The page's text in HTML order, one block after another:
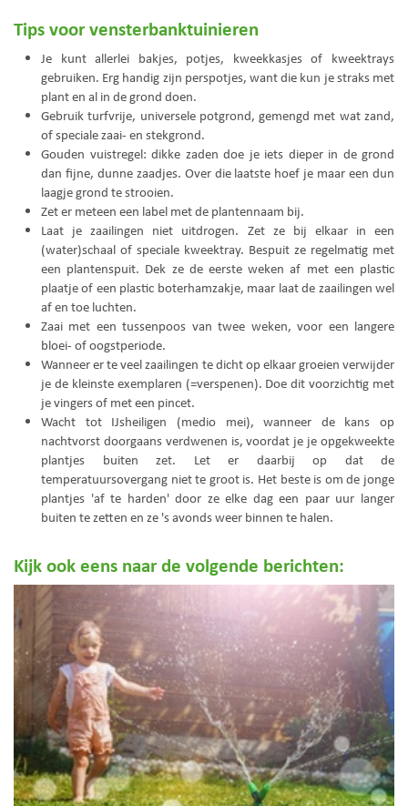
Tips voor vensterbanktuinieren
Je kunt allerlei bakjes, potjes, kweekkasjes of kweektrays
gebruiken. Erg handig zijn perspotjes, want die kun je straks met
plant en al in de grond doen.
Gebruik turfvrije, universele potgrond, gemengd met wat zand,
of speciale zaai- en stekgrond.
Gouden vuistregel: dikke zaden doe je iets dieper in de grond
dan fijne, dunne zaadjes. Over die laatste hoef je maar een dun
laagje grond te strooien.
Zet er meteen een label met de plantennaam bij.
Laat je zaailingen niet uitdrogen. Zet ze bij elkaar in een
(water)schaal of speciale kweektray. Bespuit ze regelmatig met
een plantenspuit. Dek ze de eerste weken af met een plastic
plaatje of een plastic boterhamzakje, maar laat de zaailingen wel
af en toe luchten.
Zaai met een tussenpoos van twee weken, voor een langere
bloei- of oogstperiode.
Wanneer er te veel zaailingen te dicht op elkaar groeien verwijder
je de kleinste exemplaren (=verspenen). Doe dit voorzichtig met
je vingers of met een pincet.
Wacht tot IJsheiligen (medio mei), wanneer de kans op
nachtvorst doorgaans verdwenen is, voordat je je opgekweekte
plantjes buiten zet. Let er daarbij op dat de
temperatuursovergang niet te groot is. Het beste is om de jonge
plantjes 'af te harden' door ze elke dag een paar uur langer
buiten te zetten en ze 's avonds weer binnen te halen.
Kijk ook eens naar de volgende berichten: